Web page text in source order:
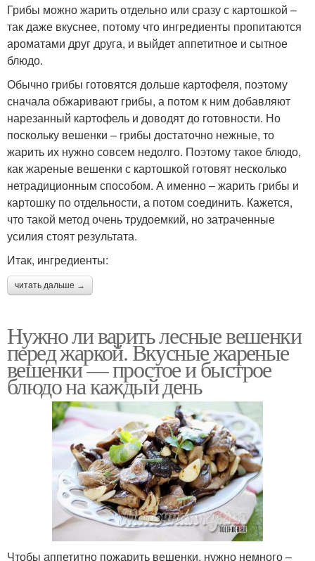
Грибы можно жарить отдельно или сразу с картошкой –
так даже вкуснее, потому что ингредиенты пропитаются
ароматами друг друга, и выйдет аппетитное и сытное
блюдо.
Обычно грибы готовятся дольше картофеля, поэтому
сначала обжаривают грибы, а потом к ним добавляют
нарезанный картофель и доводят до готовности. Но
поскольку вешенки – грибы достаточно нежные, то
жарить их нужно совсем недолго. Поэтому такое блюдо,
как жареные вешенки с картошкой готовят несколько
нетрадиционным способом. А именно – жарить грибы и
картошку по отдельности, а потом соединить. Кажется,
что такой метод очень трудоемкий, но затраченные
усилия стоят результата.
Итак, ингредиенты:
читать дальше →
Нужно ли варить лесные вешенки
перед жаркой. Вкусные жареные
вешенки — простое и быстрое
блюдо на каждый день
Чтобы аппетитно пожарить вешенки, нужно немного –